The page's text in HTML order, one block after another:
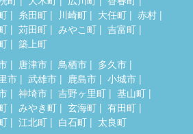
糸田町 川崎町 大任町
赤村
苅田町 みやこ町
吉富町
築上町
唐津市 鳥栖市
多久市
市
武雄市 鹿島市
小城市
神埼市 吉野ヶ里町
基山町
みやき町 玄海町
有田町
江北町 白石町 太良町